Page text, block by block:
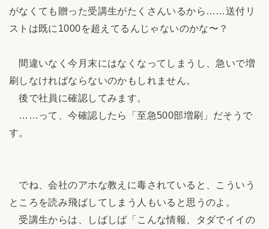
がなくても贈った受講生がたくさんいるから……送付リ
ストは既に1000を超えてるんじゃないのかな〜？
間違いなく今月末にはなくなってしまうし、急いで増
刷しなければならないのかもしれません。
後で社員に確認してみます。
……って、今確認したら「至急500部増刷」だそうで
す。
でね、会社のアホな教えに毒されていると、こういう
ところを読み飛ばしてしまう人もいると思うのよ。
受講生からは、しばしば「こんな情報、タダでイイの